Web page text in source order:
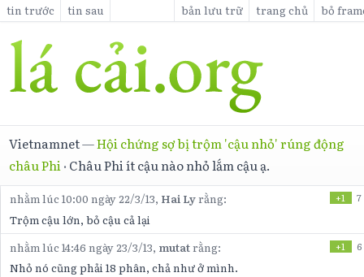
tin trước tin sau bản lưu trữ trang chủ bỏ
Vietnamnet—Hội chứng sợ bị trộm 'cậu nhỏ' rúng động
châu Phi · Châu Phi ít cậu nào nhỏ lắm cậu ạ.
nhằm lúc 10:00 ngày 22/3/13, Hai Lyrằng: +1 7
Trộm cậu lớn, bỏ cậu cả lại
nhằm lúc 14:46 ngày 23/3/13, mutatrằng: +1 6
Nhỏ nó cũng phải 18 phân, chả như ở mình.